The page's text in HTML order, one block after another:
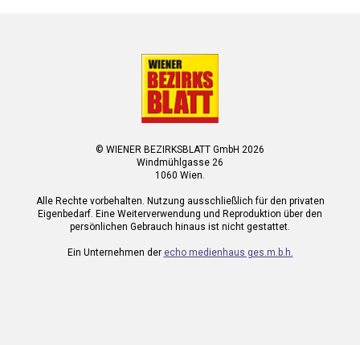
© WIENER BEZIRKSBLATT GmbH 2026
Windmühlgasse 26
1060 Wien.
Alle Rechte vorbehalten. Nutzung ausschließlich für den privaten
Eigenbedarf. Eine Weiterverwendung und Reproduktion über den
persönlichen Gebrauch hinaus ist nicht gestattet.
Ein Unternehmen der echo medienhaus ges.m.b.h.